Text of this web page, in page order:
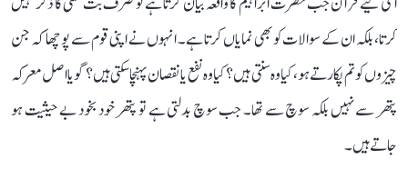
کرتا، بلکہ ان کے سوالات کو بھی نمایاں کرتا ہے۔ انہوں نے اپنی قوم سے پوچھا کہ جن
چیزوں کو تم پکارتے ہو، کیا وہ سنتی ہیں؟ کیا وہ نفع یا نقصان پہنچا سکتی ہیں؟ گویا اصل معرکہ
پتھر سے نہیں بلکہ سوچ سے تھا۔ جب سوچ بدلتی ہے تو پتھر خود بخود بے حیثیت ہو
جاتے ہیں۔